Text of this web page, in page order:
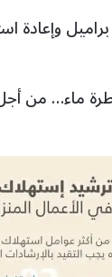
وإعادة
ماء… من